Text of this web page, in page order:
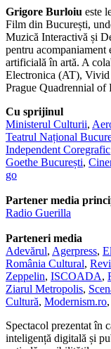
Grigore Burloiu este
Film din București,
Muzică Interactivă și
pentru
artificială în artă. A
Electronica (AT),
Prague Quadrennial of
Cu sprijinul
Ministerul Culturii,
Teatrul Național
Independent Coregrafic
Goethe București,
go
Partener media
Radio Guerilla
Parteneri media
Adevărul, Agerpress,
România Cultural,
Zeppelin, ISCOADA,
Ziarul Metropolis,
Cultură, Modernism.ro,
Spectacol prezentat în
inteligență digitală și